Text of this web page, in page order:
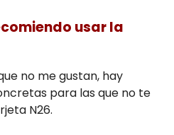
usar la
no me gustan, hay
para las que no te
N26.